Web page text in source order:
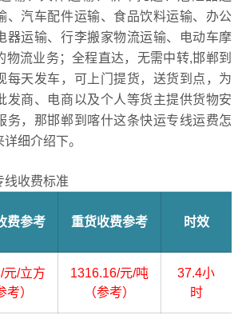
、汽车配件运输、食品饮料运输、办公
器运输、行李搬家物流运输、电动车摩
物流业务；全程直达，无需中转,邯郸到
每天发车，可上门提货，送货到点，为
发商、电商以及个人等货主提供货物安
务，那邯郸到喀什这条快运专线运费怎
细介绍下。
线收费标准
费参考 重货收费参考 时效
元/立方
考）
1316.16/元/吨
（参考）
37.4小
时